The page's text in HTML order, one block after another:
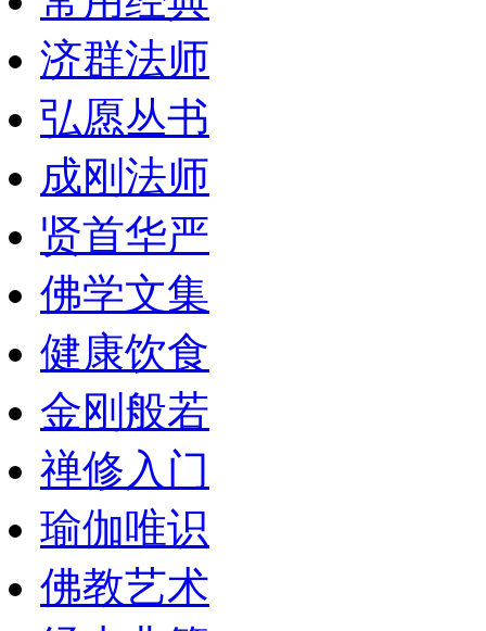
济群法师
弘愿丛书
成刚法师
贤首华严
佛学文集
健康饮食
金刚般若
禅修入门
瑜伽唯识
佛教艺术